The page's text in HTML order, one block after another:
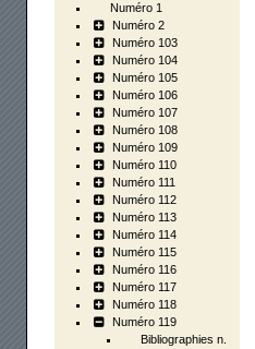
Numéro 1
Numéro 2
Numéro 103
Numéro 104
Numéro 105
Numéro 106
Numéro 107
Numéro 108
Numéro 109
Numéro 110
Numéro 111
Numéro 112
Numéro 113
Numéro 114
Numéro 115
Numéro 116
Numéro 117
Numéro 118
Numéro 119
Bibliographies n.